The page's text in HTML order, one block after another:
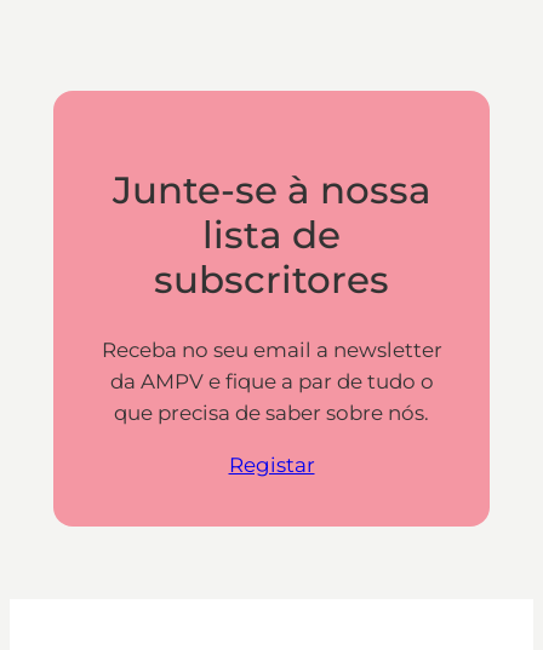
Junte-se à nossa
lista de
subscritores
Receba no seu email a newsletter
da AMPV e fique a par de tudo o
que precisa de saber sobre nós.
Registar